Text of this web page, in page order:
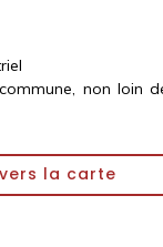
non loin
la carte